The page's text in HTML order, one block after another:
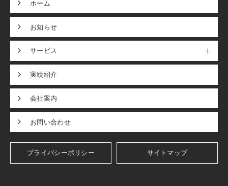
ホーム
お知らせ
サービス
実績紹介
会社案内
お問い合わせ
プライバシーポリシー サイトマップ